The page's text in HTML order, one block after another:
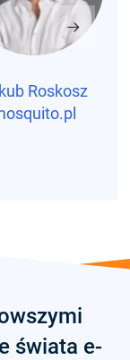
Roskosz
świata e-